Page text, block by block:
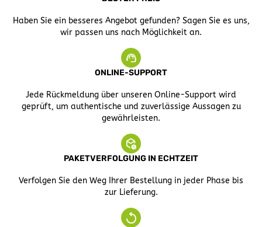
Haben Sie ein besseres Angebot gefunden? Sagen Sie es uns,
wir passen uns nach Möglichkeit an.
ONLINE-SUPPORT
Jede Rückmeldung über unseren Online-Support wird
geprüft, um authentische und zuverlässige Aussagen zu
gewährleisten.
PAKETVERFOLGUNG IN ECHTZEIT
Verfolgen Sie den Weg Ihrer Bestellung in jeder Phase bis
zur Lieferung.